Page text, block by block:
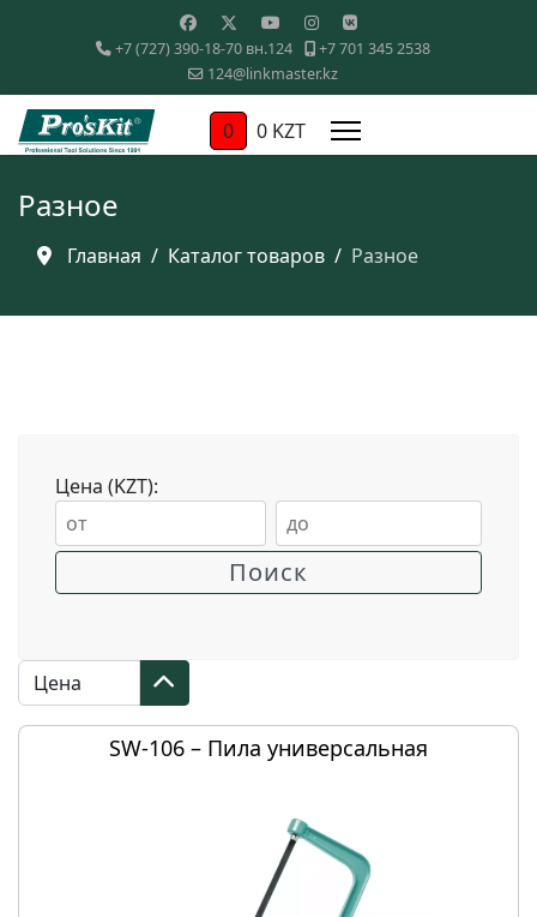
+7 (727) 390-18-70 вн.124
+7 701 345 2538
124@linkmaster.kz
0 0 KZT
Разное
Главная Каталог товаров Разное
Цена (KZT):
SW-106 – Пила универсальная